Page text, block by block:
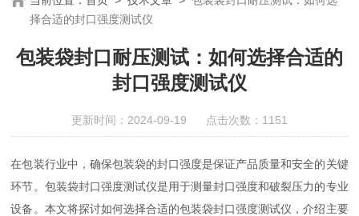
择合适的封口强度测试仪
包装袋封口耐压测试：如何选择合适的
封口强度测试仪
更新时间：2024-09-19 点击次数：1151
在包装行业中，确保包装袋的封口强度是保证产品质量和安全的关键
环节。包装袋封口强度测试仪是用于测量封口强度和破裂压力的专业
设备。本文将探讨如何选择合适的包装袋封口强度测试仪，介绍主要